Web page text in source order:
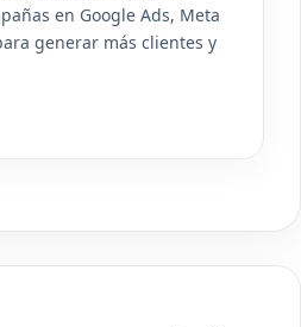
en Google Ads, Meta
generar más clientes y